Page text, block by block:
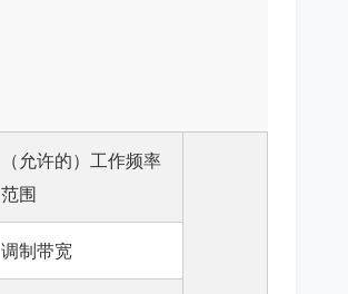
（允许的）工作频率
范围
调制带宽